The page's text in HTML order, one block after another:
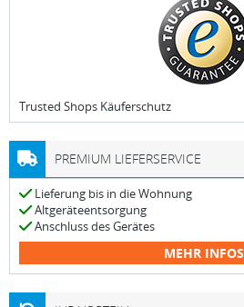
Trusted Shops Käuferschutz
PREMIUM LIEFERSERVICE
Lieferung bis in die Wohnung
Altgeräteentsorgung
Anschluss des Gerätes
MEHR INFOS